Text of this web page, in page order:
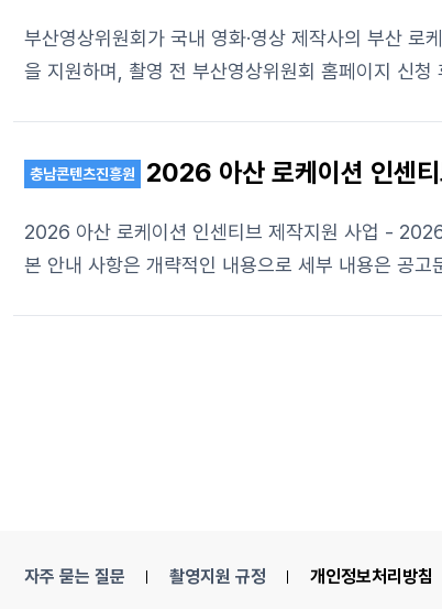
부산영상위원회가 국내 영화·영상 제작사의 부산
을 지원하며, 촬영 전 부산영상위원회 홈페이지 신청
충남콘텐츠진흥원 2026 아산 로케이션 인센
2026 아산 로케이션 인센티브 제작지원 사업 - 2026년 아산 로케이션 인센티브 제작지원 사업을 추진합니다. - 사업 세부 내용은 첨부한 사업 공고문을 참조 바랍니다. <안내사항> -
본 안내 사항은 개략적인 내용으로 세부 내용은 공고문을 필히 참고하시기 바랍니다. - 아산 지역 내 2장소 이상
자주 묻는 질문 촬영지원 규정 개인정보처리방침